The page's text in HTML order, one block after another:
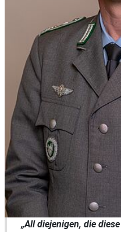
„All diejenigen, die